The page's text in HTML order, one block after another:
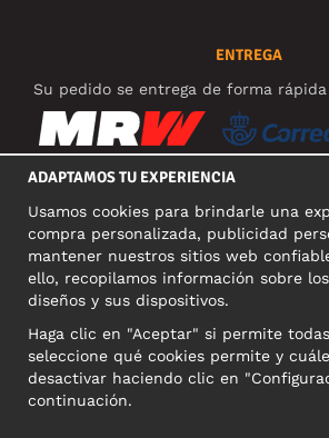
ENTREGA
Su pedido se entrega de forma
REDES SOCIALES
DIRECCIÓN COMERCIAL
Motley Denim Europe
Narva mnt 5, EE-10117
Reg: 12356245
ADAPTAMOS TU EXPERIENCIA
Usamos cookies para brindarle una
compra personalizada, publicidad
mantener nuestros sitios web
ello, recopilamos información sobre
diseños y sus dispositivos.
Haga clic en "Aceptar" si permite
seleccione qué cookies permite y
desactivar haciendo clic en
continuación.